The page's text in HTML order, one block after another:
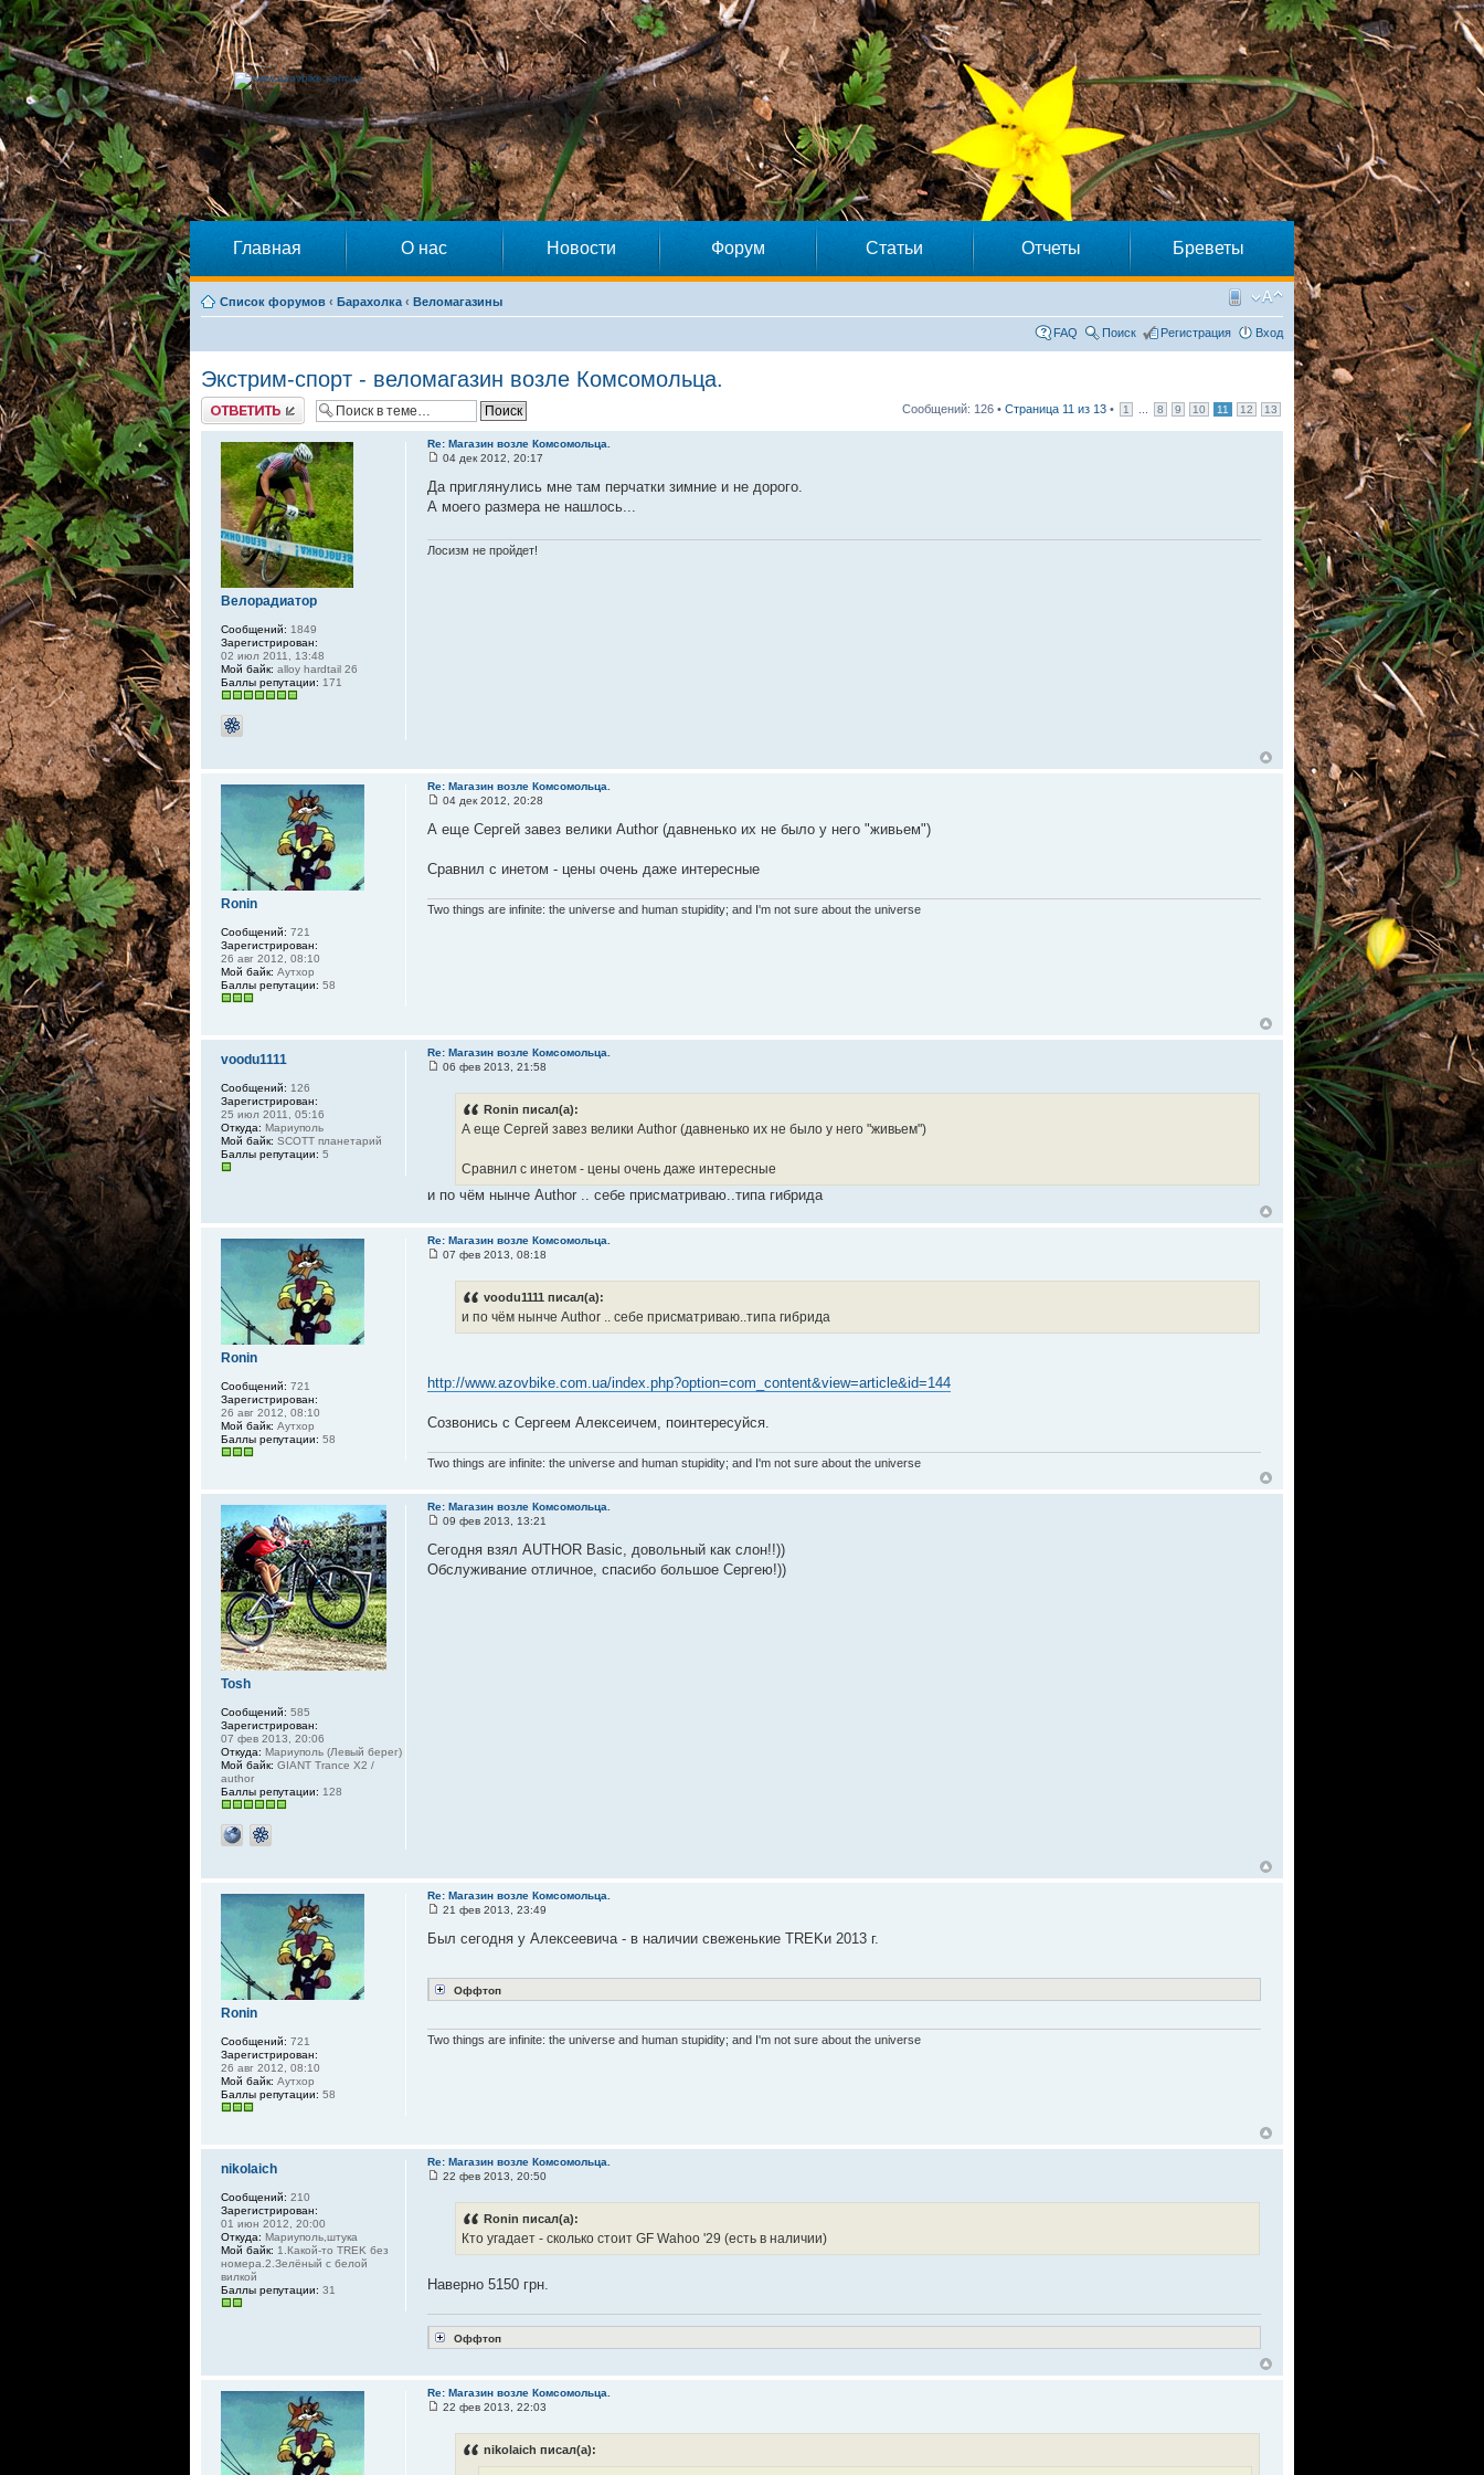
Главная О нас Новости Форум Статьи Отчеты Бреветы
Список форумов ‹ Барахолка ‹ Веломагазины
FAQ Поиск Регистрация Вход
Экстрим-спорт - веломагазин возле Комсомольца.
Ответить Сообщений: 126 • Страница 11 из 13 • 1 8 9 10 11 12 13
Re: Магазин возле Комсомольца.
04 дек 2012, 20:17
Да приглянулись мне там перчатки зимние и не дорого.
А моего размера не нашлось...
Лосизм не пройдет!
Велорадиатор
Сообщений: 1849
Зарегистрирован:
02 июл 2011, 13:48
Мой байк: alloy hardtail 26
Баллы репутации: 171
Re: Магазин возле Комсомольца.
04 дек 2012, 20:28
А еще Сергей завез велики Author (давненько их не было у него "живьем")
Сравнил с инетом - цены очень даже интересные
Two things are infinite: the universe and human stupidity; and I'm not sure about the universe
Ronin
Сообщений: 721
Зарегистрирован:
26 авг 2012, 08:10
Мой байк: Аутхор
Баллы репутации: 58
Re: Магазин возле Комсомольца.
06 фев 2013, 21:58
Ronin писал(а):
А еще Сергей завез велики Author (давненько их не было у него "живьем")
Сравнил с инетом - цены очень даже интересные
и по чём нынче Author .. себе присматриваю..типа гибрида
voodu1111
Сообщений: 126
Зарегистрирован:
25 июл 2011, 05:16
Откуда: Мариуполь
Мой байк: SCOTT планетарий
Баллы репутации: 5
Re: Магазин возле Комсомольца.
07 фев 2013, 08:18
voodu1111 писал(а):
и по чём нынче Author .. себе присматриваю..типа гибрида
http://www.azovbike.com.ua/index.php?option=com_content&view=article&id=144
Созвонись с Сергеем Алексеичем, поинтересуйся.
Two things are infinite: the universe and human stupidity; and I'm not sure about the universe
Ronin
Сообщений: 721
Зарегистрирован:
26 авг 2012, 08:10
Мой байк: Аутхор
Баллы репутации: 58
Re: Магазин возле Комсомольца.
09 фев 2013, 13:21
Сегодня взял AUTHOR Basic, довольный как слон!!))
Обслуживание отличное, спасибо большое Сергею!))
Tosh
Сообщений: 585
Зарегистрирован:
07 фев 2013, 20:06
Откуда: Мариуполь (Левый берег)
Мой байк: GIANT Trance X2 /
author
Баллы репутации: 128
Re: Магазин возле Комсомольца.
21 фев 2013, 23:49
Был сегодня у Алексеевича - в наличии свеженькие TREKи 2013 г.
Оффтоп
Two things are infinite: the universe and human stupidity; and I'm not sure about the universe
Ronin
Сообщений: 721
Зарегистрирован:
26 авг 2012, 08:10
Мой байк: Аутхор
Баллы репутации: 58
Re: Магазин возле Комсомольца.
22 фев 2013, 20:50
Ronin писал(а):
Кто угадает - сколько стоит GF Wahoo '29 (есть в наличии)
Наверно 5150 грн.
Оффтоп
nikolaich
Сообщений: 210
Зарегистрирован:
01 июн 2012, 20:00
Откуда: Мариуполь,штука
Мой байк: 1.Какой-то TREK без
номера.2.Зелёный с белой
вилкой
Баллы репутации: 31
Re: Магазин возле Комсомольца.
22 фев 2013, 22:03
nikolaich писал(а):